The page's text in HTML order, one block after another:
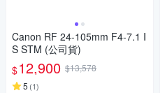
Canon RF 24-105mm F4-7.1 I
S STM (公司貨)
$12,900 $13,578
5 (1)